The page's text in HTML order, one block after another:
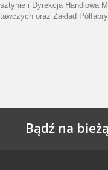
i Dyrekcja Handlowa
oraz Zakład
Bądź na